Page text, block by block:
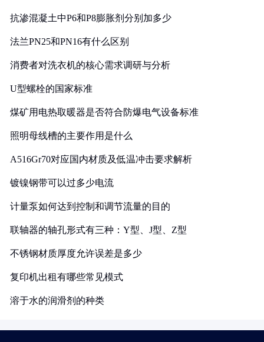
抗渗混凝土中P6和P8膨胀剂分别加多少
法兰PN25和PN16有什么区别
消费者对洗衣机的核心需求调研与分析
U型螺栓的国家标准
煤矿用电热取暖器是否符合防爆电气设备标准
照明母线槽的主要作用是什么
A516Gr70对应国内材质及低温冲击要求解析
镀镍钢带可以过多少电流
计量泵如何达到控制和调节流量的目的
联轴器的轴孔形式有三种：Y型、J型、Z型
不锈钢材质厚度允许误差是多少
复印机出租有哪些常见模式
溶于水的润滑剂的种类